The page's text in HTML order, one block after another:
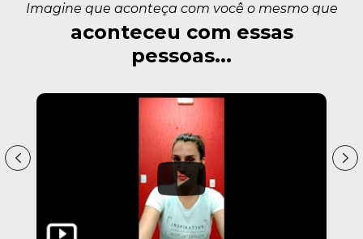
Imagine que aconteça com você o mesmo que
aconteceu com essas
pessoas...